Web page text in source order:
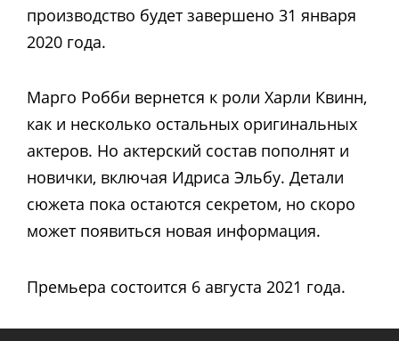
производство будет завершено 31 января
2020 года.
Марго Робби вернется к роли Харли Квинн,
как и несколько остальных оригинальных
актеров. Но актерский состав пополнят и
новички, включая Идриса Эльбу. Детали
сюжета пока остаются секретом, но скоро
может появиться новая информация.
Премьера состоится 6 августа 2021 года.